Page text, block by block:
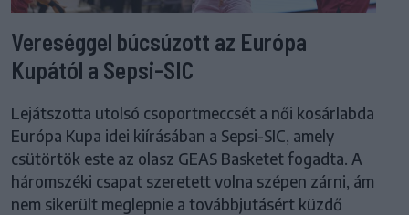
Vereséggel búcsúzott az Európa
Kupától a Sepsi-SIC
Lejátszotta utolsó csoportmeccsét a női kosárlabda
Európa Kupa idei kiírásában a Sepsi-SIC, amely
csütörtök este az olasz GEAS Basketet fogadta. A
háromszéki csapat szeretett volna szépen zárni, ám
nem sikerült meglepnie a továbbjutásért küzdő